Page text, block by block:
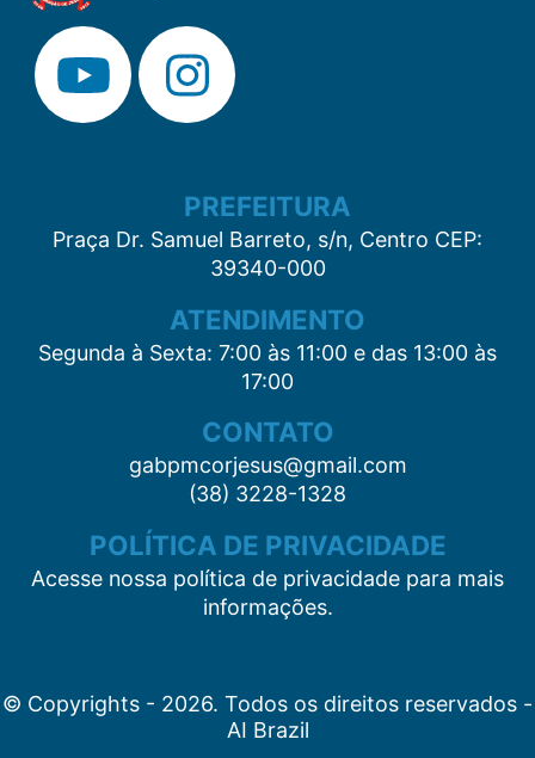
PREFEITURA
Praça Dr. Samuel Barreto, s/n, Centro CEP:
39340-000
ATENDIMENTO
Segunda à Sexta: 7:00 às 11:00 e das 13:00 às
17:00
CONTATO
gabpmcorjesus@gmail.com
(38) 3228-1328
POLÍTICA DE PRIVACIDADE
Acesse nossa política de privacidade para mais
informações.
© Copyrights - 2026. Todos os direitos reservados -
AI Brazil